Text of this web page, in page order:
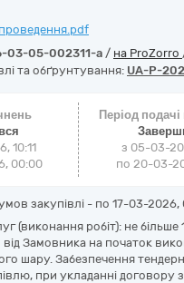
03-05-002311-a / на ProZorro
та обґрунтування: UA-P-
10:11
00:00
Період
з 05-03-
по 20-03-
закупівлі - по 17-03-2026,
(виконання робіт): не
Замовника на початок
шару. Забезпечення
при укладанні договору